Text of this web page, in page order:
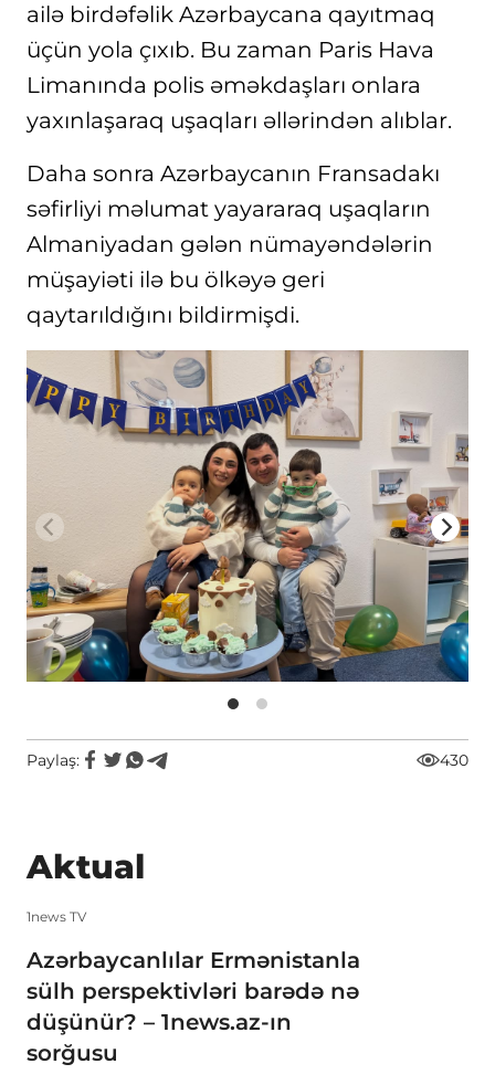
ailə birdəfəlik Azərbaycana qayıtmaq
üçün yola çıxıb. Bu zaman Paris Hava
Limanında polis əməkdaşları onlara
yaxınlaşaraq uşaqları əllərindən alıblar.
Daha sonra Azərbaycanın Fransadakı
səfirliyi məlumat yayararaq uşaqların
Almaniyadan gələn nümayəndələrin
müşayiəti ilə bu ölkəyə geri
qaytarıldığını bildirmişdi.
Paylaş: 430
Aktual
1news TV
Azərbaycanlılar Ermənistanla
sülh perspektivləri barədə nə
düşünür? – 1news.az-ın
sorğusu